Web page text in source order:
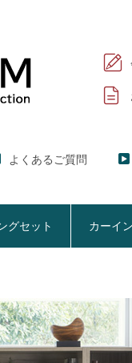
よくあるご質問
BOOKER】ブックシェル
SUNNY】サニタリー収納
ラック
ドア
グセット カーイ
レビスタンド
具
ンのお悩み解決
ASSISTANT】